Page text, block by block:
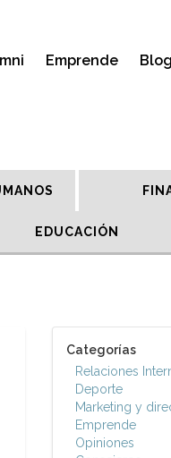
Emprende Blog
EDUCACIÓN
Categorías
Relaciones
Deporte
Marketing y
Emprende
Opiniones